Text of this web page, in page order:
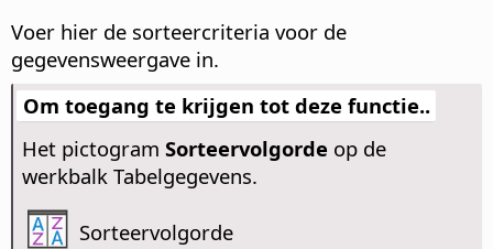
Voer hier de sorteercriteria voor de
gegevensweergave in.
Om toegang te krijgen tot deze functie..
Het pictogram Sorteervolgorde op de
werkbalk Tabelgegevens.
Sorteervolgorde